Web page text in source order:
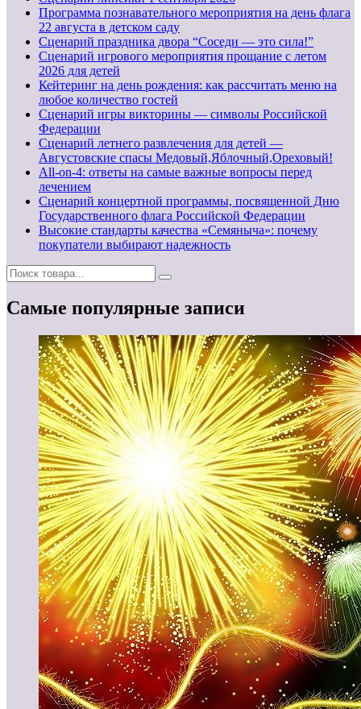
Программа познавательного мероприятия на день флага
22 августа в детском саду
Сценарий праздника двора “Соседи — это сила!”
Сценарий игрового мероприятия прощание с летом
2026 для детей
Кейтеринг на день рождения: как рассчитать меню на
любое количество гостей
Сценарий игры викторины — символы Российской
Федерации
Сценарий летнего развлечения для детей —
Августовские спасы Медовый,Яблочный,Ореховый!
All-on-4: ответы на самые важные вопросы перед
лечением
Сценарий концертной программы, посвященной Дню
Государственного флага Российской Федерации
Высокие стандарты качества «Семяныча»: почему
покупатели выбирают надежность
Самые популярные записи